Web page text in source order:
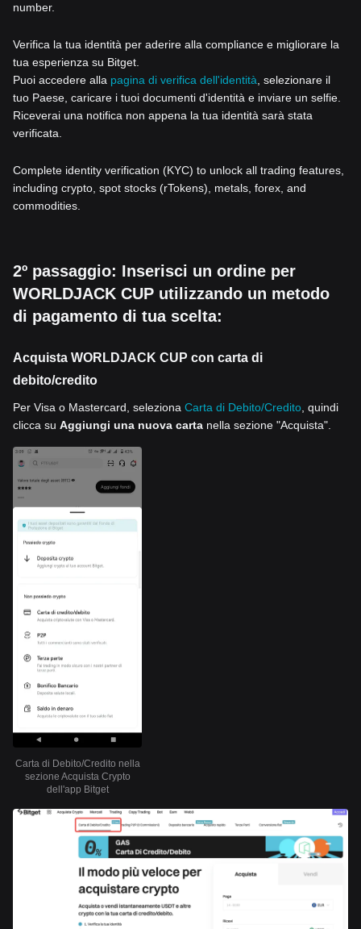
number.
Verifica la tua identità per aderire alla compliance e migliorare la
tua esperienza su Bitget.
Puoi accedere alla pagina di verifica dell'identità , selezionare il
tuo Paese, caricare i tuoi documenti d'identità e inviare un selfie.
Riceverai una notifica non appena la tua identità sarà stata
verificata.
Complete identity verification (KYC) to unlock all trading features,
including crypto, spot stocks (rTokens), metals, forex, and
commodities.
2º passaggio: Inserisci un ordine per
WORLDJACK CUP utilizzando un metodo
di pagamento di tua scelta:
Acquista WORLDJACK CUP con carta di
debito/credito
Per Visa o Mastercard, seleziona Carta di Debito/Credito , quindi
clicca su Aggiungi una nuova carta nella sezione "Acquista".
Carta di Debito/Credito nella
sezione Acquista Crypto
dell'app Bitget